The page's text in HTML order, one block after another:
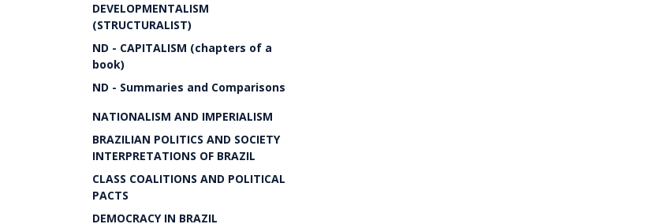
DEVELOPMENTALISM
(STRUCTURALIST)
ND - CAPITALISM (chapters of a
book)
ND - Summaries and Comparisons
NATIONALISM AND IMPERIALISM
BRAZILIAN POLITICS AND SOCIETY
INTERPRETATIONS OF BRAZIL
CLASS COALITIONS AND POLITICAL
PACTS
DEMOCRACY IN BRAZIL